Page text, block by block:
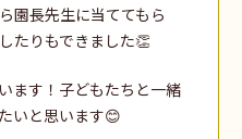
園長先生に当ててもら
たりもできました👏
ます！子どもたちと一緒
いと思います😊